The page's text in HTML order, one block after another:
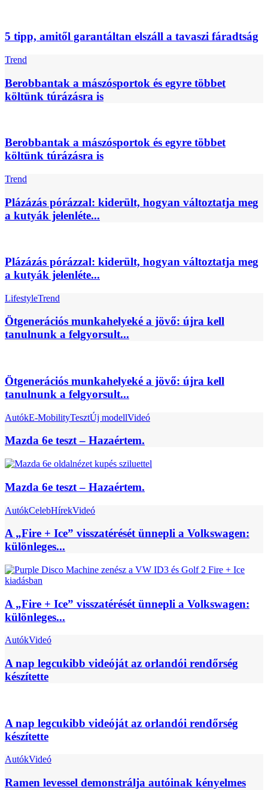
5 tipp, amitől garantáltan elszáll a tavaszi fáradtság
Trend
Berobbantak a mászósportok és egyre többet
költünk túrázásra is
Berobbantak a mászósportok és egyre többet
költünk túrázásra is
Trend
Plázázás pórázzal: kiderült, hogyan változtatja meg
a kutyák jelenléte...
Plázázás pórázzal: kiderült, hogyan változtatja meg
a kutyák jelenléte...
LifestyleTrend
Ötgenerációs munkahelyeké a jövő: újra kell
tanulnunk a felgyorsult...
Ötgenerációs munkahelyeké a jövő: újra kell
tanulnunk a felgyorsult...
AutókE-MobilityTesztÚj modellVideó
Mazda 6e teszt – Hazaértem.
Mazda 6e teszt – Hazaértem.
AutókCelebHírekVideó
A „Fire + Ice” visszatérését ünnepli a Volkswagen:
különleges...
A „Fire + Ice” visszatérését ünnepli a Volkswagen:
különleges...
AutókVideó
A nap legcukibb videóját az orlandói rendőrség
készítette
A nap legcukibb videóját az orlandói rendőrség
készítette
AutókVideó
Ramen levessel demonstrálja autóinak kényelmes